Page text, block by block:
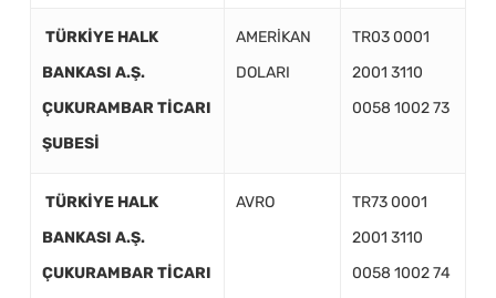
TÜRKİYE HALK
BANKASI A.Ş.
ÇUKURAMBAR TİCARI
ŞUBESİ
AMERİKAN
DOLARI
TR03 0001
2001 3110
0058 1002 73
TÜRKİYE HALK
BANKASI A.Ş.
ÇUKURAMBAR TİCARI
AVRO
TR73 0001
2001 3110
0058 1002 74